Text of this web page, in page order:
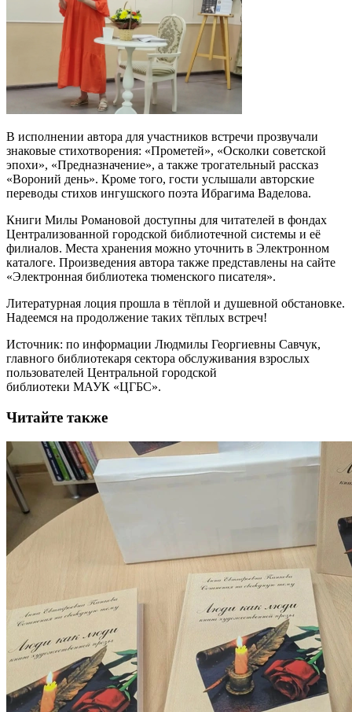
В исполнении автора для участников встречи прозвучали
знаковые стихотворения: «Прометей», «Осколки советской
эпохи», «Предназначение», а также трогательный рассказ
«Вороний день». Кроме того, гости услышали авторские
переводы стихов ингушского поэта Ибрагима Ваделова.
Книги Милы Романовой доступны для читателей в фондах
Централизованной городской библиотечной системы и её
филиалов. Места хранения можно уточнить в Электронном
каталоге. Произведения автора также представлены на сайте
«Электронная библиотека тюменского писателя».
Литературная лоция прошла в тёплой и душевной обстановке.
Надеемся на продолжение таких тёплых встреч!
Источник: по информации Людмилы Георгиевны Савчук,
главного библиотекаря сектора обслуживания взрослых
пользователей Центральной городской
библиотеки МАУК «ЦГБС».
Читайте также